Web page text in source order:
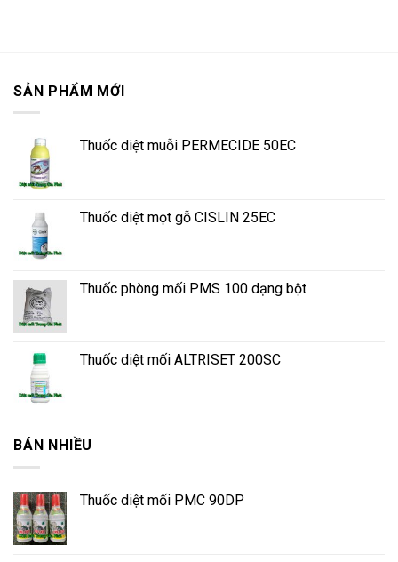
SẢN PHẨM MỚI
Thuốc diệt muỗi PERMECIDE 50EC
Thuốc diệt mọt gỗ CISLIN 25EC
Thuốc phòng mối PMS 100 dạng bột
Thuốc diệt mối ALTRISET 200SC
BÁN NHIỀU
Thuốc diệt mối PMC 90DP